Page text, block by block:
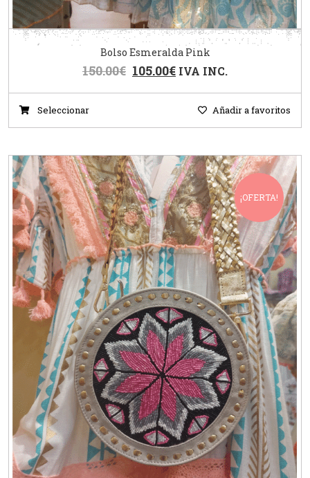
Bolso Esmeralda Pink
150.00€ 105.00€ IVA INC.
Seleccionar Añadir a favoritos
¡OFERTA!